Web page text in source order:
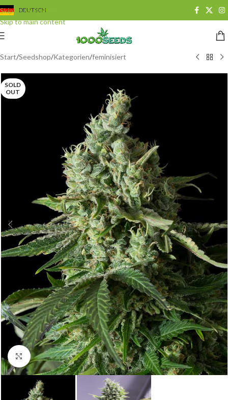
Skip to navigation
Skip to main content
DEUTSCH
Start/Seedshop/Kategorien/feminisiert
SOLD
OUT
Click to enlarge